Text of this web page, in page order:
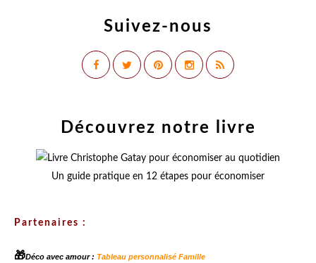
Suivez-nous
Découvrez notre livre
Un guide pratique en 12 étapes pour économiser
Partenaires :
🎁Déco avec amour : Tableau personnalisé Famille